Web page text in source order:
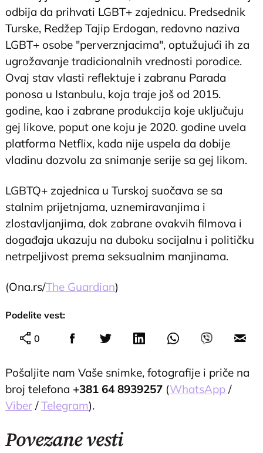
odbija da prihvati LGBT+ zajednicu. Predsednik
Turske, Redžep Tajip Erdogan, redovno naziva
LGBT+ osobe "perverznjacima", optužujući ih za
ugrožavanje tradicionalnih vrednosti porodice.
Ovaj stav vlasti reflektuje i zabranu Parada
ponosa u Istanbulu, koja traje još od 2015.
godine, kao i zabrane produkcija koje uključuju
gej likove, poput one koju je 2020. godine uvela
platforma Netflix, kada nije uspela da dobije
vladinu dozvolu za snimanje serije sa gej likom.
LGBTQ+ zajednica u Turskoj suočava se sa
stalnim prijetnjama, uznemiravanjima i
zlostavljanjima, dok zabrane ovakvih filmova i
događaja ukazuju na duboku socijalnu i političku
netrpeljivost prema seksualnim manjinama.
(Ona.rs/The Guardian)
Podelite vest:
0
Pošaljite nam Vaše snimke, fotografije i priče na
broj telefona +381 64 8939257 (WhatsApp /
Viber /Telegram).
Povezane vesti